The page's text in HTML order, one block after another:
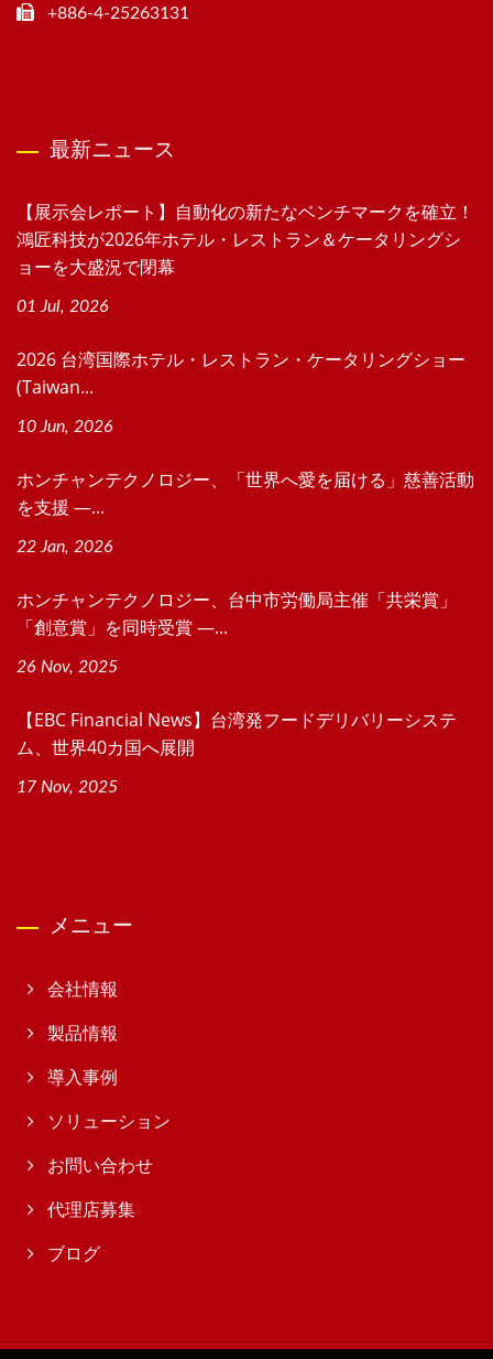
+886-4-25263131
最新ニュース
【展示会レポート】自動化の新たなベンチマークを確立！
鴻匠科技が2026年ホテル・レストラン＆ケータリングシ
ョーを大盛況で閉幕
01 Jul, 2026
2026 台湾国際ホテル・レストラン・ケータリングショー
(Taiwan...
10 Jun, 2026
ホンチャンテクノロジー、「世界へ愛を届ける」慈善活動
を支援 ―...
22 Jan, 2026
ホンチャンテクノロジー、台中市労働局主催「共栄賞」
「創意賞」を同時受賞 ―...
26 Nov, 2025
【EBC Financial News】台湾発フードデリバリーシステ
ム、世界40カ国へ展開
17 Nov, 2025
メニュー
会社情報
製品情報
導入事例
ソリューション
お問い合わせ
代理店募集
ブログ